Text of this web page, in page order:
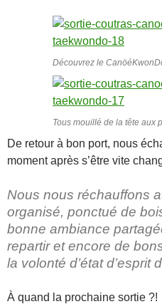
Découvrez le
Tous mouillé de la tête aux
De retour à bon port, nous
moment après s’être vite
Nous nous réchauffons
organisé, ponctué de
bonne ambiance
repartir et encore de
la volonté d’état d’esprit
À quand la prochaine sortie ?!